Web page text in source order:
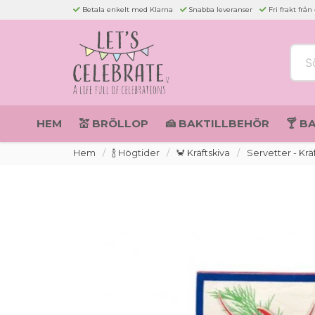
Betala enkelt med Klarna Snabba leveranser Fri frakt från
HEM 💒 BRÖLLOP 🍰 BAKTILLBEHÖR 🍸
Hem 🍾 Högtider 🦀 Kräftskiva Servetter -